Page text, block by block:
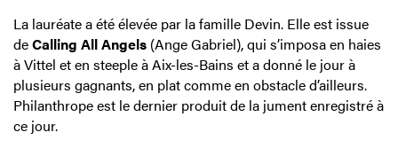
La lauréate a été élevée par la famille Devin. Elle est issue
deCalling All Angels (Ange Gabriel), qui s’imposa en haies
à Vittel et en steeple à Aix-les-Bains et a donné le jour à
plusieurs gagnants, en plat comme en obstacle d’ailleurs.
Philanthrope est le dernier produit de la jument enregistré à
ce jour.